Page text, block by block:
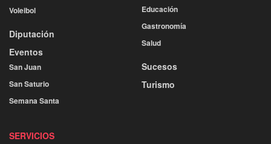
Voleibol
Diputación
Eventos
San Juan
San Saturio
Semana Santa
Educación
Gastronomía
Salud
Sucesos
Turismo
SERVICIOS